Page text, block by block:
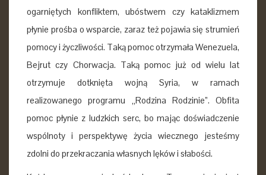
ogarniętych konfliktem, ubóstwem czy kataklizmem
płynie prośba o wsparcie, zaraz też pojawia się strumień
pomocy i życzliwości. Taką pomoc otrzymała Wenezuela,
Bejrut czy Chorwacja. Taką pomoc już od wielu lat
otrzymuje dotknięta wojną Syria, w ramach
realizowanego programu „Rodzina Rodzinie”. Obfita
pomoc płynie z ludzkich serc, bo mając doświadczenie
wspólnoty i perspektywę życia wiecznego jesteśmy
zdolni do przekraczania własnych lęków i słabości.